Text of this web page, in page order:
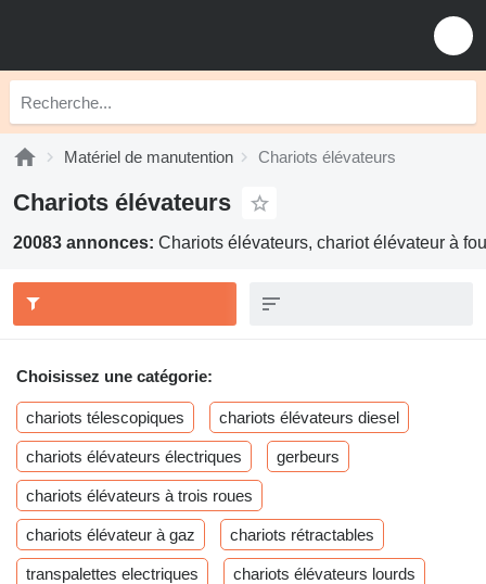
Matériel de manutention Chariots élévateurs
Chariots élévateurs
20083 annonces: Chariots élévateurs, chariot élévateur à
Choisissez une catégorie:
chariots télescopiques chariots élévateurs diesel
chariots élévateurs électriques gerbeurs
chariots élévateurs à trois roues
chariots élévateur à gaz chariots rétractables
transpalettes electriques chariots élévateurs lourds